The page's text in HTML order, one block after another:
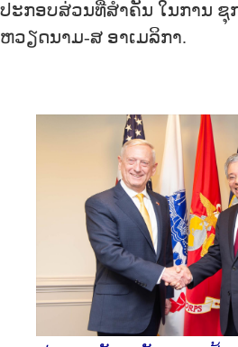
ປະກອບສ່ວນທີ່ສຳຄັນ ໃນການ ຊຸ
ຫວຽດນາມ-ສ ອາເມລິກາ.